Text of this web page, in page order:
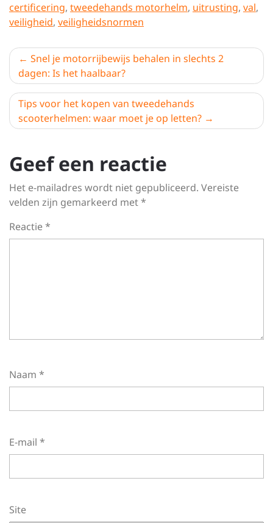
certificering, tweedehands motorhelm, uitrusting, val,
veiligheid, veiligheidsnormen
Berichtnavigatie
Snel je motorrijbewijs behalen in slechts 2
dagen: Is het haalbaar?
Tips voor het kopen van tweedehands
scooterhelmen: waar moet je op letten?
Geef een reactie
Het e-mailadres wordt niet gepubliceerd. Vereiste
velden zijn gemarkeerd met*
Reactie*
Naam *
E-mail *
Site